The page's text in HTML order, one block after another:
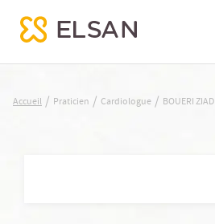
BOUERI ZIAD
Accueil / Praticien / Cardiologue / BOUERI ZIAD